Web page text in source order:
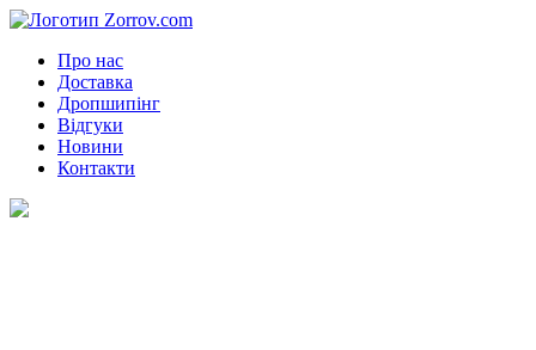
Про нас
Доставка
Дропшипінг
Відгуки
Новини
Контакти